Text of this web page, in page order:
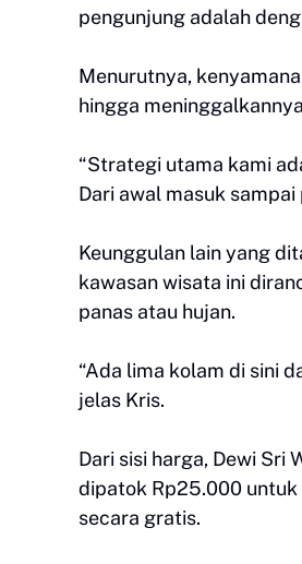
pengunjung adalah
Menurutnya,
hingga
“Strategi utama kami
Dari awal masuk
Keunggulan lain yang
kawasan wisata ini
panas atau hujan.
“Ada lima kolam di sini
jelas Kris.
Dari sisi harga, Dewi Sri
dipatok Rp25.000 untuk
secara gratis.